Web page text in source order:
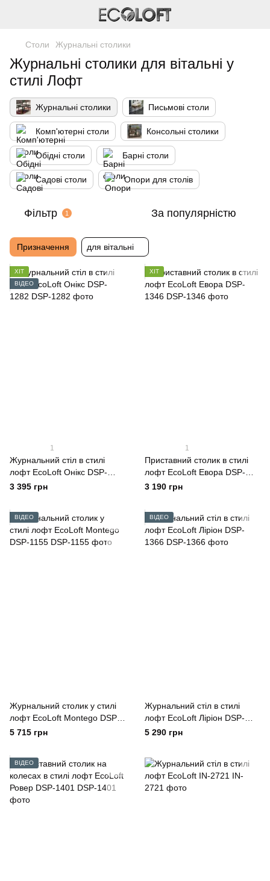
Столи Журнальні столики
Журнальні столики для вітальні у
стилі Лофт
Журнальні столики Письмові столи
Комп'ютерні столи Консольні столики
Обідні столи Барні столи
Садові столи Опори для столів
Фільтр 1 За популярністю
Призначення для вітальні
ХІТ
ВІДЕО
1
Журнальний стіл в стилі
лофт EcoLoft Онікс DSP-
1282
3 395 грн
ХІТ
1
Приставний столик в стилі
лофт EcoLoft Евора DSP-
1346
3 190 грн
ВІДЕО
Журнальний столик у стилі
лофт EcoLoft Montego DSP-
1155
5 715 грн
ВІДЕО
Журнальний стіл в стилі
лофт EcoLoft Ліріон DSP-
1366
5 290 грн
ВІДЕО